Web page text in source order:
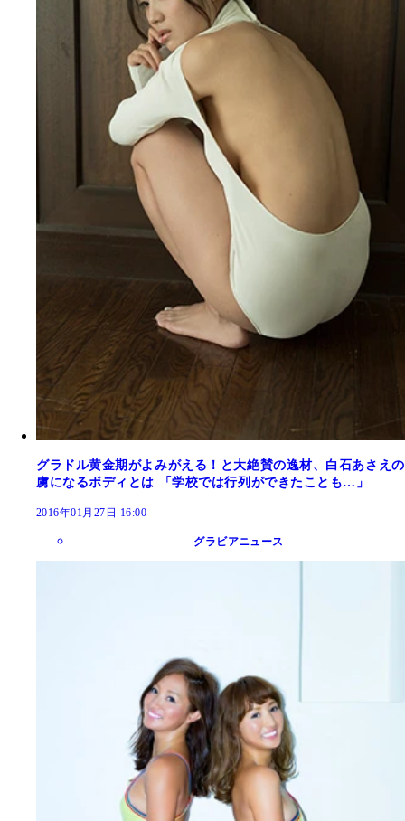
グラドル黄金期がよみがえる！と大絶賛の逸材、白石あさえの
虜になるボディとは 「学校では行列ができたことも…」
2016年01月27日 16:00
グラビアニュース